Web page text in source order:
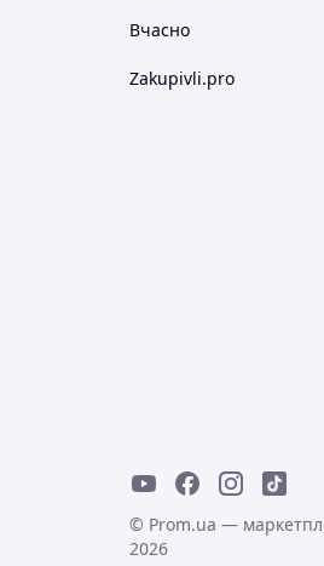
Вчасно
Zakupivli.pro
© Prom.ua —
2026